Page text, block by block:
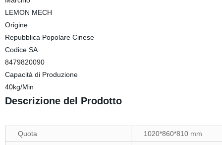
LEMON MECH
Origine
Repubblica Popolare Cinese
Codice SA
8479820090
Capacità di Produzione
40kg/Min
Descrizione del Prodotto
Quota
1020*860*810 mm